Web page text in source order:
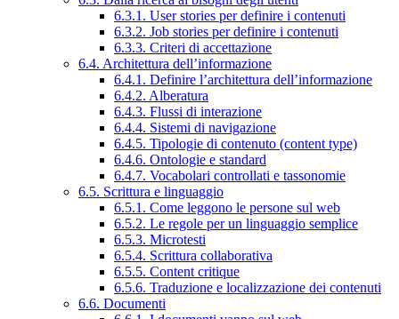
6.3.1. User stories per definire i contenuti
6.3.2. Job stories per definire i contenuti
6.3.3. Criteri di accettazione
6.4. Architettura dell’informazione
6.4.1. Definire l’architettura dell’informazione
6.4.2. Alberatura
6.4.3. Flussi di interazione
6.4.4. Sistemi di navigazione
6.4.5. Tipologie di contenuto (content type)
6.4.6. Ontologie e standard
6.4.7. Vocabolari controllati e tassonomie
6.5. Scrittura e linguaggio
6.5.1. Come leggono le persone sul web
6.5.2. Le regole per un linguaggio semplice
6.5.3. Microtesti
6.5.4. Scrittura collaborativa
6.5.5. Content critique
6.5.6. Traduzione e localizzazione dei contenuti
6.6. Documenti